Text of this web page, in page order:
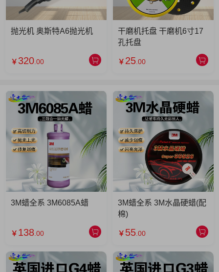
抛光机 奥斯特A6抛光机
￥ 320 .00
干磨机托盘 干磨机6寸17
孔托盘
￥ 25 .00
3M蜡全系 3M6085A蜡
￥ 138 .00
3M蜡全系 3M水晶硬蜡(配
棉)
￥ 55 .00